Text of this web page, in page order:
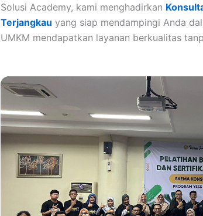
Solusi Academy, kami menghadirkan
Terjangkau yang siap mendampingi Anda
UMKM mendapatkan layanan berkualitas